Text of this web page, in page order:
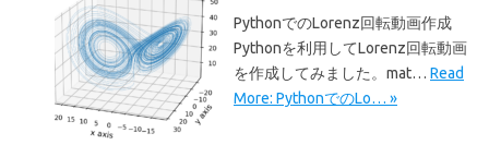
PythonでのLorenz回転動画作成
Pythonを利用してLorenz回転動画
を作成してみました。mat… Read
More: PythonでのLo… »